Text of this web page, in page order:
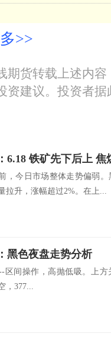
>>
期货转载上述内
资建议。投资者
6.18 铁矿先下后上 焦
，今日市场整体走势偏弱
拉升，涨幅超过2%。在上...
黑色夜盘走势分析
区间操作，高抛低吸。上方
，377...